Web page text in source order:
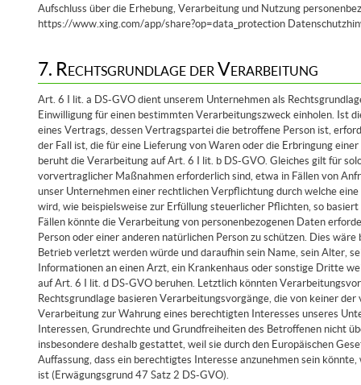
Aufschluss über die Erhebung, Verarbeitung und Nutzung
https://www.xing.com/app/share?op=data_protection
7. Rechtsgrundlage der Verarbeitung
Art. 6 I lit. a DS-GVO dient unserem Unternehmen als
Einwilligung für einen bestimmten Verarbeitungszweck einholen. Ist
eines Vertrags, dessen Vertragspartei die betroffene Person ist,
der Fall ist, die für eine Lieferung von Waren oder die Erbringung
beruht die Verarbeitung auf Art. 6 I lit. b DS-GVO. Gleiches gilt für
vorvertraglicher Maßnahmen erforderlich sind, etwa in Fällen von
unser Unternehmen einer rechtlichen Verpflichtung durch welche
wird, wie beispielsweise zur Erfüllung steuerlicher Pflichten, so
Fällen könnte die Verarbeitung von personenbezogenen Daten
Person oder einer anderen natürlichen Person zu schützen. Dies
Betrieb verletzt werden würde und daraufhin sein Name, sein Alter,
Informationen an einen Arzt, ein Krankenhaus oder sonstige Dritte
auf Art. 6 I lit. d DS-GVO beruhen. Letztlich könnten
Rechtsgrundlage basieren Verarbeitungsvorgänge, die von keiner
Verarbeitung zur Wahrung eines berechtigten Interesses unseres
Interessen, Grundrechte und Grundfreiheiten des Betroffenen nicht
insbesondere deshalb gestattet, weil sie durch den Europäischen
Auffassung, dass ein berechtigtes Interesse anzunehmen sein
ist (Erwägungsgrund 47 Satz 2 DS-GVO).